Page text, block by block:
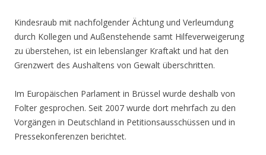
Kindesraub mit nachfolgender Ächtung und Verleumdung
durch Kollegen und Außenstehende samt Hilfeverweigerung
zu überstehen, ist ein lebenslanger Kraftakt und hat den
Grenzwert des Aushaltens von Gewalt überschritten.
Im Europäischen Parlament in Brüssel wurde deshalb von
Folter gesprochen. Seit 2007 wurde dort mehrfach zu den
Vorgängen in Deutschland in Petitionsausschüssen und in
Pressekonferenzen berichtet.